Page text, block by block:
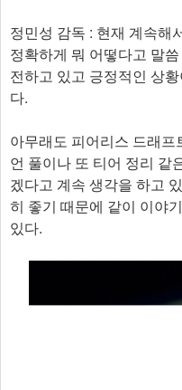
정민성 감독 : 현재 계속해
정확하게 뭐 어떻다고 말
전하고 있고 긍정적인 상
다.
아무래도 피어리스 드래
언 풀이나 또 티어 정리 같
겠다고 계속 생각을 하고
히 좋기 때문에 같이 이야
있다.